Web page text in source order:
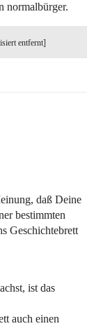
normalbürger.
entfernt]
daß Deine
bestimmten
Geschichtebrett
ist das
auch einen